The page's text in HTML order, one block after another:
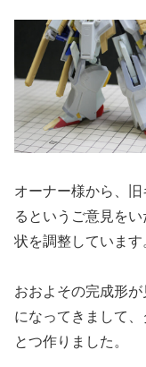
オーナー様から、
るというご意見を
状を調整しています
おおよその完成形
になってきまして
とつ作りました。